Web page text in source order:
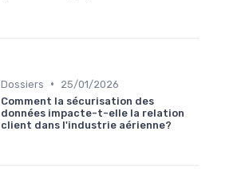
Dossiers •
25/01/2026
Comment la sécurisation des
données impacte-t-elle la relation
client dans l'industrie aérienne?